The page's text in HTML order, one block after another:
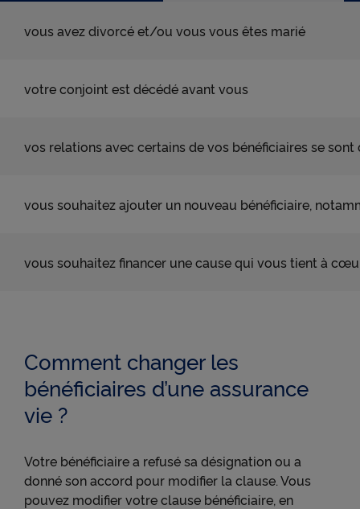
vous avez divorcé et/ou vous vous êtes marié
votre conjoint est décédé avant vous
vos relations avec certains de vos bénéficiaires se sont
vous souhaitez ajouter un nouveau bénéficiaire,
vous souhaitez financer une cause qui vous tient à
Comment changer les
bénéficiaires d’une assurance
vie ?
Votre bénéficiaire a refusé sa désignation ou a
donné son accord pour modifier la clause. Vous
pouvez modifier votre clause bénéficiaire, en
cnp.fr. X mesure l'interaction des utilisateurs avec
Pour obtenir plus d'information sur les cookies, vous
En cliquant sur « Continuer sans accepter » vous
apporter un confort de navigation seront déposés.